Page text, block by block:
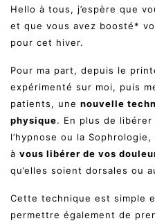
Hello à tous, j’espère que
et que vous avez boosté*
pour cet hiver.
Pour ma part, depuis le
expérimenté sur moi, puis
patients, une nouvelle
physique. En plus de libérer
l’hypnose ou la
à vous libérer de vos
qu’elles soient dorsales ou
Cette technique est simple
permettre également de